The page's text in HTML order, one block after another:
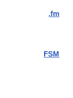
.fm
FSM